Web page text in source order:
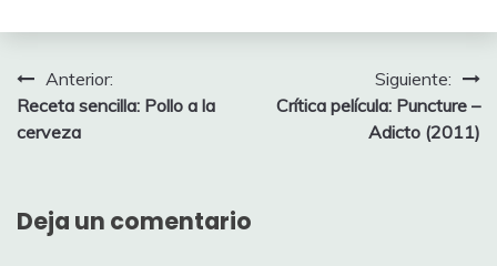
Navegación
de
Anterior:
Receta sencilla: Pollo a la
cerveza
Siguiente:
Crítica película: Puncture –
Adicto (2011)
Deja un comentario